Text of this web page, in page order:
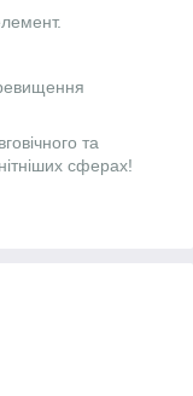
та
сферах!